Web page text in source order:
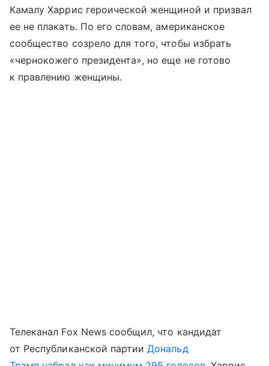
Камалу Харрис героической женщиной и призвал
ее не плакать. По его словам, американское
сообщество созрело для того, чтобы избрать
«чернокожего президента», но еще не готово
к правлению женщины.
Телеканал Fox News сообщил, что кандидат
от Республиканской партииДональд